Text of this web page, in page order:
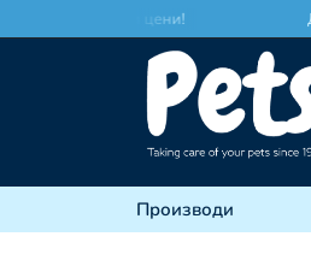
по најдобри цени!
Производи